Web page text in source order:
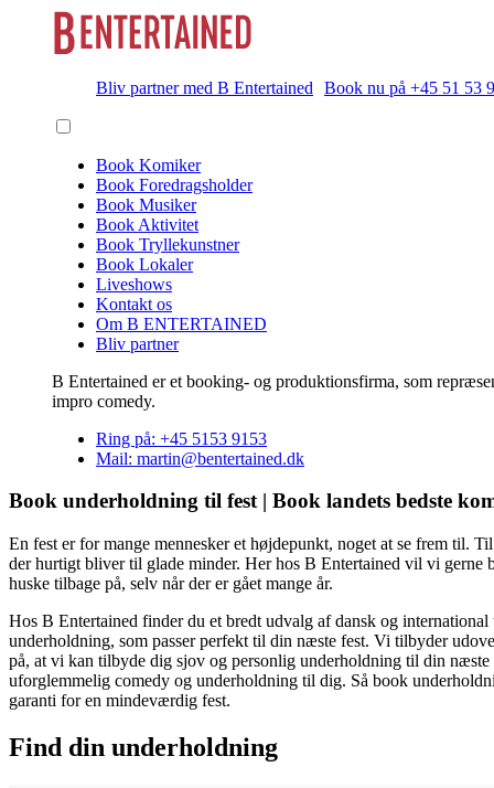
Bliv partner med B Entertained Book nu på +45 51 53
Book Komiker
Book Foredragsholder
Book Musiker
Book Aktivitet
Book Tryllekunstner
Book Lokaler
Liveshows
Kontakt os
Om B ENTERTAINED
Bliv partner
B Entertained er et booking- og produktionsfirma, som
impro comedy.
Ring på: +45 5153 9153
Mail: martin@bentertained.dk
Book underholdning til fest | Book landets bedste
En fest er for mange mennesker et højdepunkt, noget at se frem til.
der hurtigt bliver til glade minder. Her hos B Entertained vil vi
huske tilbage på, selv når der er gået mange år.
Hos B Entertained finder du et bredt udvalg af dansk og
underholdning, som passer perfekt til din næste fest. Vi tilbyder
på, at vi kan tilbyde dig sjov og personlig underholdning til din
uforglemmelig comedy og underholdning til dig. Så book
garanti for en mindeværdig fest.
Find din underholdning